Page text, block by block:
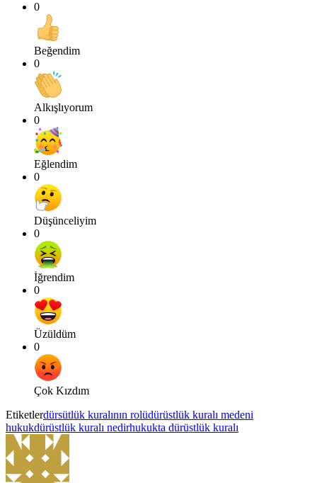
0
Beğendim
0
Alkışlıyorum
0
Eğlendim
0
Düşünceliyim
0
İğrendim
0
Üzüldüm
0
Çok Kızdım
Etiketlerdürsütlük kuralının rolüdürüstlük kuralı medeni
hukukdürüstlük kuralı nedirhukukta dürüstlük kuralı